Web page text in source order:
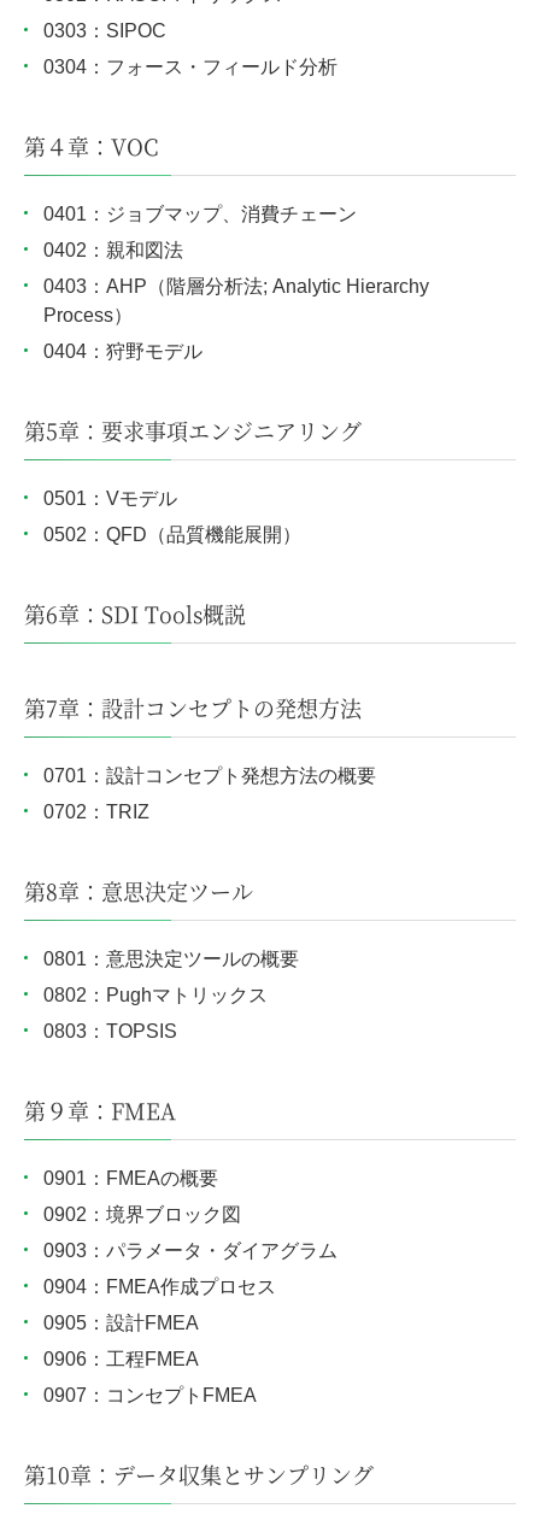
0303：SIPOC
0304：フォース・フィールド分析
第４章：VOC
0401：ジョブマップ、消費チェーン
0402：親和図法
0403：AHP（階層分析法; Analytic Hierarchy
Process）
0404：狩野モデル
第5章：要求事項エンジニアリング
0501：Vモデル
0502：QFD（品質機能展開）
第6章：SDI Tools概説
第7章：設計コンセプトの発想方法
0701：設計コンセプト発想方法の概要
0702：TRIZ
第8章：意思決定ツール
0801：意思決定ツールの概要
0802：Pughマトリックス
0803：TOPSIS
第９章：FMEA
0901：FMEAの概要
0902：境界ブロック図
0903：パラメータ・ダイアグラム
0904：FMEA作成プロセス
0905：設計FMEA
0906：工程FMEA
0907：コンセプトFMEA
第10章：データ収集とサンプリング